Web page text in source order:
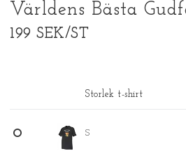
Världens Bästa
199 SEK/ST
Storlek t-shirt
S